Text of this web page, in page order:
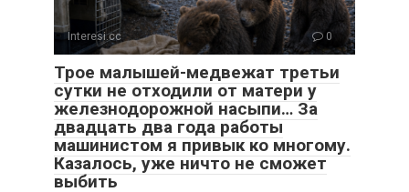
Interesi.cc 0
Трое малышей-медвежат третьи
сутки не отходили от матери у
железнодорожной насыпи… За
двадцать два года работы
машинистом я привык ко многому.
Казалось, уже ничто не сможет
выбить